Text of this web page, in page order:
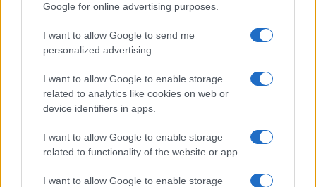
Google for online advertising purposes.
I want to allow Google to send me
personalized advertising.
I want to allow Google to enable storage
related to analytics like cookies on web or
device identifiers in apps.
I want to allow Google to enable storage
related to functionality of the website or app.
I want to allow Google to enable storage
Rapina a Porto Rotondo, due uomini fermati dai
carabinieri
Auto prende fuoco sulla strada statale 125 a
Olbia, cosa è successo
Incidente sulla 125 a Olbia, due auto coinvolte: